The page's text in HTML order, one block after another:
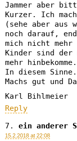
Jammer aber
Kurzer. Ich
(sehe aber aus
noch darauf,
mich nicht mehr
Kinder sind der
mehr
In diesem Sinne.
Machs gut und
Karl Bihlmeier
Reply
ein anderer
15.2.2018 at 22:08